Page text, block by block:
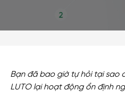
Bạn đã bao giờ tự hỏi tại sao
LUTO lại hoạt động ổn định